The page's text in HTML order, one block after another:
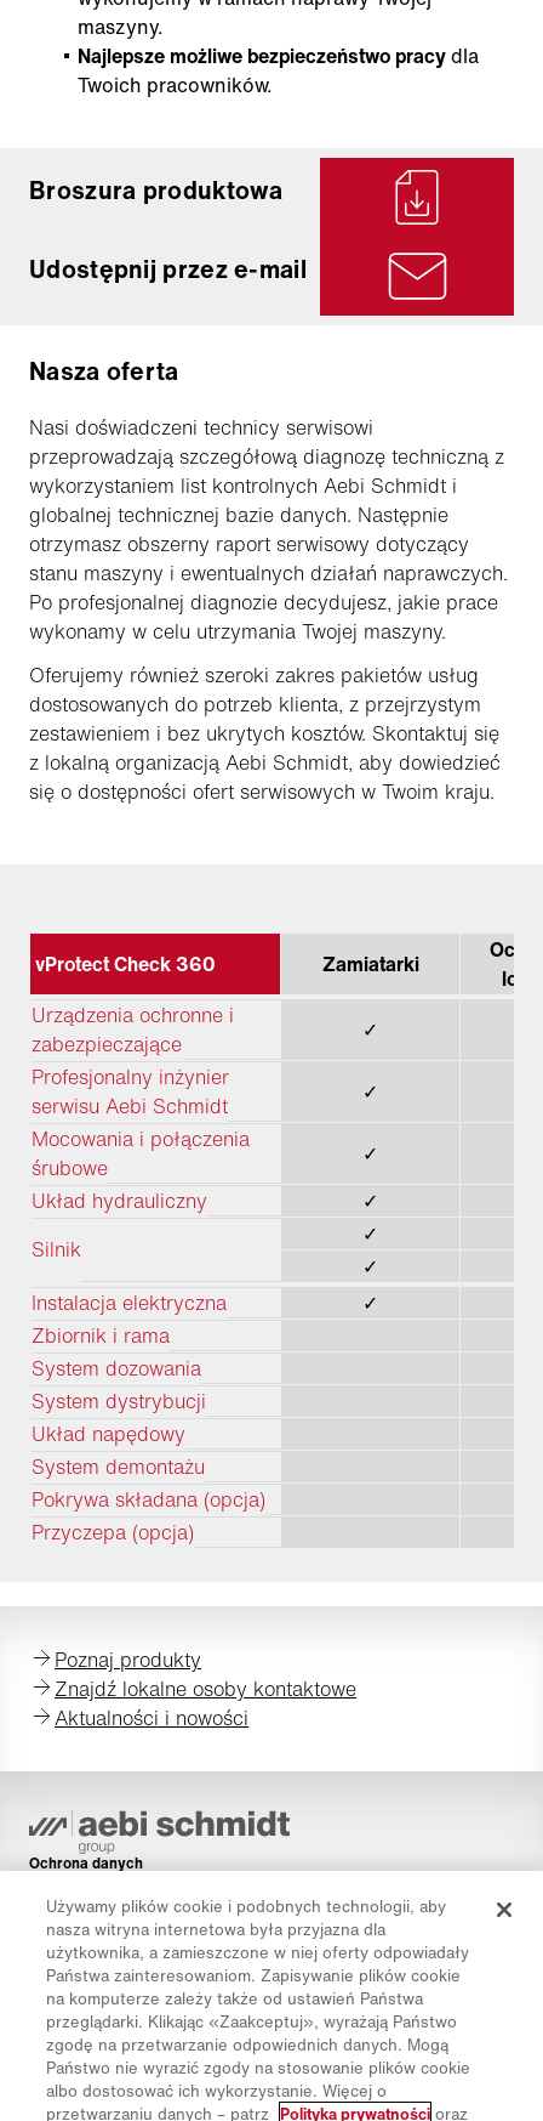
maszyny.
Najlepsze możliwe bezpieczeństwo pracydla
Twoich pracowników.
Broszura produktowa
Udostępnij przez e-mail
Nasza oferta
Nasi doświadczeni technicy serwisowi
przeprowadzają szczegółową diagnozę techniczną z
wykorzystaniem list kontrolnych Aebi Schmidt i
globalnej technicznej bazie danych. Następnie
otrzymasz obszerny raport serwisowy dotyczący
stanu maszyny i ewentualnych działań naprawczych.
Po profesjonalnej diagnozie decydujesz, jakie prace
wykonamy w celu utrzymania Twojej maszyny.
Oferujemy również szeroki zakres pakietów usług
dostosowanych do potrzeb klienta, z przejrzystym
zestawieniem i bez ukrytych kosztów. Skontaktuj się
z lokalną organizacją Aebi Schmidt, aby dowiedzieć
się o dostępności ofert serwisowych w Twoim kraju.
vProtect Check 360 Zamiatarki
Urządzenia ochronne i
zabezpieczające
✓
Profesjonalny inżynier
serwisu Aebi Schmidt
✓
Mocowania i połączenia
śrubowe
✓
Układ hydrauliczny
✓
Silnik
✓
✓
Instalacja elektryczna
✓
Zbiornik i rama
System dozowania
System dystrybucji
Układ napędowy
System demontażu
Pokrywa składana (opcja)
Przyczepa (opcja)
Poznaj produkty
Znajdź lokalne osoby kontaktowe
Aktualności i nowości
Ochrona danych
Informacje dot. stosowania plików cookie
Informacje prawne
Disclaimer
Newsletter
Części zamienne
Pliki do pobrania
Kalkulator CO₂
Używamy plików cookie i podobnych technologii, aby
nasza witryna internetowa była przyjazna dla
użytkownika, a zamieszczone w niej oferty odpowiadały
Państwa zainteresowaniom. Zapisywanie plików cookie
na komputerze zależy także od ustawień Państwa
przeglądarki. Klikając «Zaakceptuj», wyrażają Państwo
zgodę na przetwarzanie odpowiednich danych. Mogą
Państwo nie wyrazić zgody na stosowanie plików cookie
albo dostosować ich wykorzystanie. Więcej o
przetwarzaniu danych – patrz Polityka prywatności oraz